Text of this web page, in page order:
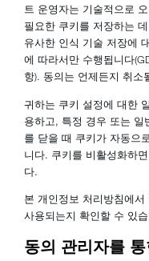
트 운영자는 기술적으로
필요한 쿠키를 저장하는
유사한 인식 기술 저장에
에 따라서만 수행됩니다
항). 동의는 언제든지 취소
귀하는 쿠키 설정에 대한
용하고, 특정 경우 또는 일
를 닫을 때 쿠키가 자동으
니다. 쿠키를 비활성화하
다.
본 개인정보 처리방침에
사용되는지 확인할 수 있
동의 관리자를